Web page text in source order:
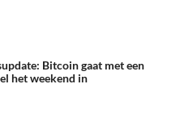
Bitcoin gaat met een
het weekend in